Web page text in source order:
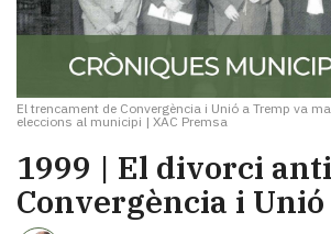
El trencament de Convergència i Unió a Tremp va
eleccions al municipi | XAC Premsa
1999 | El divorci
Convergència i